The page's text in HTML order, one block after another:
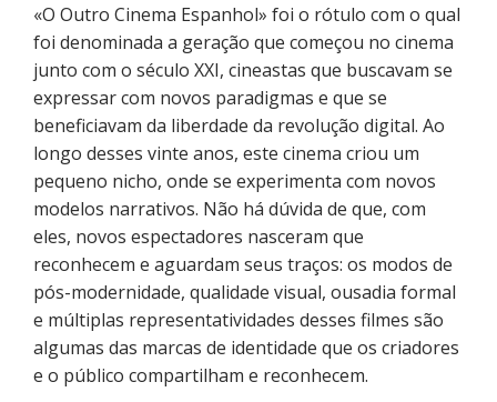
«O Outro Cinema Espanhol» foi o rótulo com o qual
foi denominada a geração que começou no cinema
junto com o século XXI, cineastas que buscavam se
expressar com novos paradigmas e que se
beneficiavam da liberdade da revolução digital. Ao
longo desses vinte anos, este cinema criou um
pequeno nicho, onde se experimenta com novos
modelos narrativos. Não há dúvida de que, com
eles, novos espectadores nasceram que
reconhecem e aguardam seus traços: os modos de
pós-modernidade, qualidade visual, ousadia formal
e múltiplas representatividades desses filmes são
algumas das marcas de identidade que os criadores
e o público compartilham e reconhecem.